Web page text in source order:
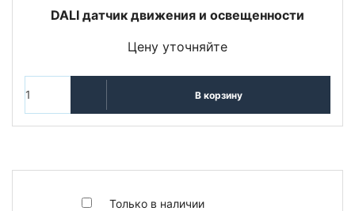
Только в наличии
DALI датчик движения и освещенности
Цену уточняйте
В корзину